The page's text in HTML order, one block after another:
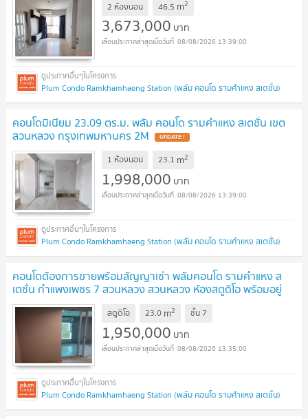
2 ห้องนอน 46.5 m2
3,673,000 บาท
08/08/2026 13:39:00
Plum Condo Ramkhamhaeng Station (พลัม คอนโด รามคำแหง สเตชั่น)
คอนโดมิเนียม 23.09 ตร.ม. พลัม คอนโด รามคำแหง สเตชั่น เขต
สวนหลวง กรุงเทพมหานคร 2M UPDATE !
1 ห้องนอน 23.1 m2
1,998,000 บาท
08/08/2026 13:39:00
Plum Condo Ramkhamhaeng Station (พลัม คอนโด รามคำแหง สเตชั่น)
คอนโดต้องการขายพร้อมสัญญาเช่า พลัมคอนโด รามคำแหง ส
เตชั่น กำแพงเพชร 7 สวนหลวง สวนหลวง ห้องสตูดิโอ พร้อมอยู่
ราคาถูก UPDATE !
สตูดิโอ 23.0 m2 ชั้น 7
1,950,000 บาท
08/08/2026 13:35:00
Plum Condo Ramkhamhaeng Station (พลัม คอนโด รามคำแหง สเตชั่น)